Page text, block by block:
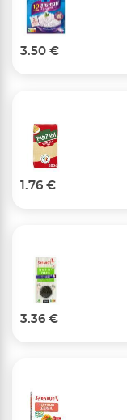
3.50 €
1.76 €
3.36 €